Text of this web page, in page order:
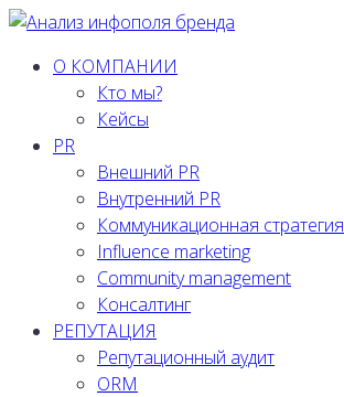
Перейти
содержимому
О КОМПАНИИ
Кто мы?
Кейсы
PR
Внешний PR
Внутренний PR
Коммуникационная стратегия
Influence marketing
Community management
Консалтинг
РЕПУТАЦИЯ
Репутационный аудит
ORM